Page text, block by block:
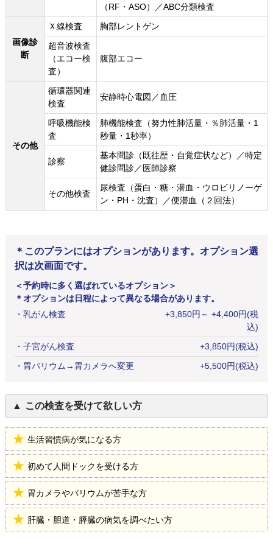
（RF・ASO）／ABC分類検査
画像診
断
Ｘ線検査
胸部レントゲン
超音波検査
（エコー検
査）
腹部エコー
その他
循環器関連
検査
安静時心電図／血圧
呼吸機能検
査
肺機能検査（努力性肺活量・％肺活量・1
秒量・1秒率）
診察
基本問診（既往歴・自覚症状など）／特定
健診問診／医師診察
その他検査
尿検査（蛋白・糖・潜血・ウロビリノーゲ
ン・PH・沈査）／便潜血（２回法）
＊このプランにはオプションがあります。オプション選
択は次画面です。
＜予約時に多く選ばれているオプション＞
＊オプションは日程によって異なる場合があります。
・ 乳がん検査 +3,850円 ～ +4,400円(税
込)
・ 子宮がん検査 +3,850円(税込)
・ 胃バリウム→胃カメラへ変更 +5,500円(税込)
この検査を受けて欲しい方
生活習慣病が気になる方
初めて人間ドックを受ける方
胃カメラやバリウムが苦手な方
肝臓・胆道・膵臓の病気を調べたい方